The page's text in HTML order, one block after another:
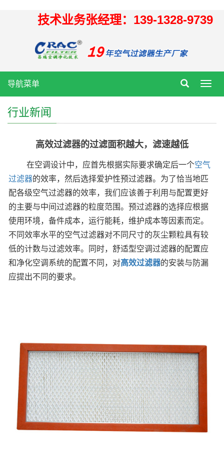
技术业务张经理：139-1328-9739
导航菜单
行业新闻
高效过滤器的过滤面积越大，滤速越低
在空调设计中，应首先根据实际要求确定后一个空气
过滤器的效率，然后选择爱护性预过滤器。为了恰当地匹
配各级空气过滤器的效率，我们应该善于利用与配置更好
的主要与中间过滤器的粒度范围。预过滤器的选择应根据
使用环境，备件成本，运行能耗，维护成本等因素而定。
不同效率水平的空气过滤器对不同尺寸的灰尘颗粒具有较
低的计数与过滤效率。同时，舒适型空调过滤器的配置应
和净化空调系统的配置不​​同，对高效过滤器的安装与防漏
应提出不同的要求。